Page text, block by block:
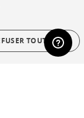
SPANISH
TOUT